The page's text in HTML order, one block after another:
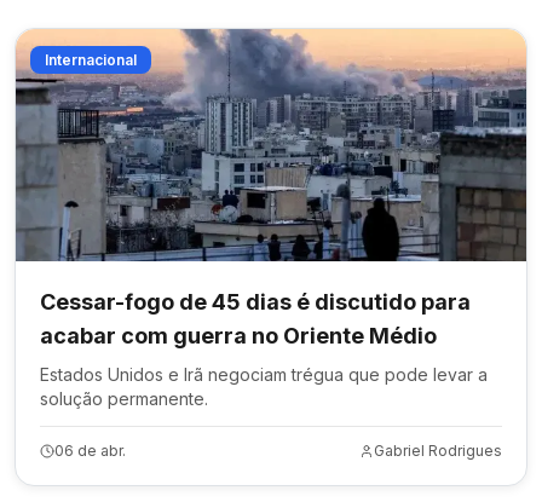
Internacional
Cessar-fogo de 45 dias é discutido para
acabar com guerra no Oriente Médio
Estados Unidos e Irã negociam trégua que pode levar a
solução permanente.
06 de abr. Gabriel Rodrigues